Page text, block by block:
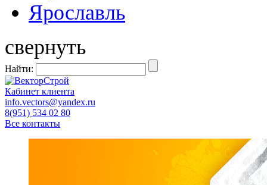
Ярославль
свернуть
Найти:
Кабинет клиента
info.vectors@yandex.ru
8(951) 534 02 80
Все контакты